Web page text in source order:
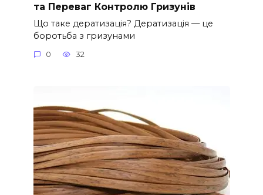
та Переваг Контролю Гризунів
Що таке дератизація? Дератизація — це
боротьба з гризунами
0 32